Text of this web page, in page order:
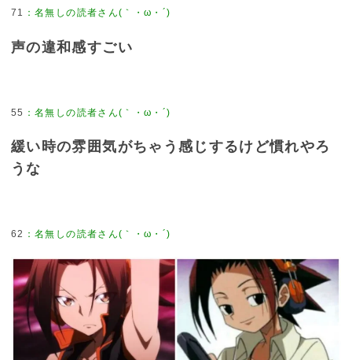
71
声の違和感すごい
55
緩い時の雰囲気がちゃう感じするけど慣れやろ
うな
62